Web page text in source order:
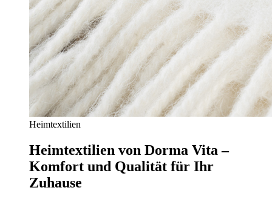
Heimtextilien
Heimtextilien von Dorma Vita –
Komfort und Qualität für Ihr
Zuhause